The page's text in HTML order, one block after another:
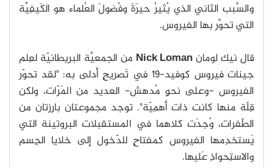
والسَّبب الثاني الذي يُثيرُ حيرَةَ وفُضولَ العُلماء هو الكَيفِيِّة
التي تحوَّر بها الفيروس.
قال نيك لومانNick Loman من الجمعيَّة البريطانيّة لعِلم
جينات فيروس كوفيد-19 في تَصريحٍ أدلى به: "لقد تحوّر
الفيروس -وعلى نحوٍ مُدهش- العديد من المَرّات، ولكن
قِلّة منها كانت ذات أهمِيّة". توجد مجموعتان بارِزتان من
الطّفرات، وُجدَت كلاهما في المستقبلات البروتينة التي
يَستخدِمها الفيروس كمفتاحٍ للدّخول إلى خلايا الجِسم
والاستِحواذِ عَليها.